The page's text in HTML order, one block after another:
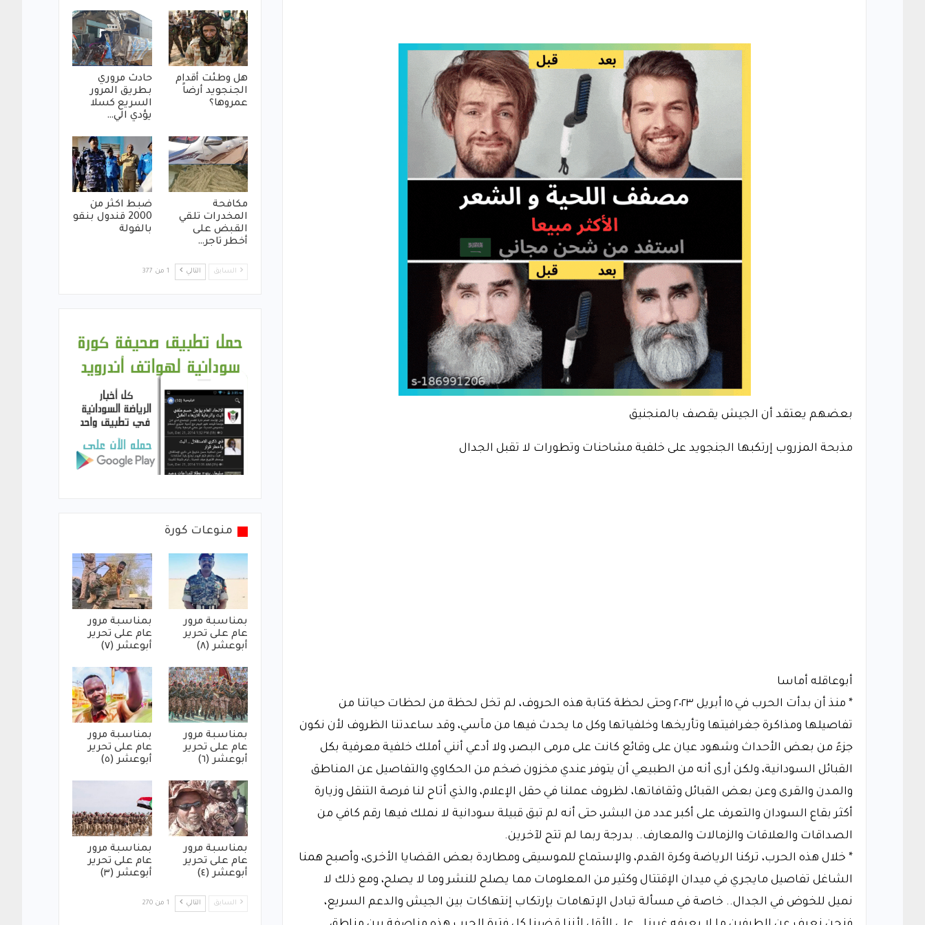
بعضهم يعتقد أن الجيش يقصف بالمنجنيق
مذبحة المزروب إرتكبها الجنجويد على خلفية مشاحنات وتطورات لا تقبل الجدال
أبوعاقله أماسا
* منذ أن بدأت الحرب في ١٥ أبريل ٢٠٢٣ وحتى لحظة كتابة هذه الحروف، لم تخل لحظة من لحظات حياتنا من
تفاصيلها ومذاكرة جغرافيتها وتأريخها وخلفياتها وكل ما يحدث فيها من مآسي، وقد ساعدتنا الظروف لأن نكون
جزءً من بعض الأحداث وشهود عيان على وقائع كانت على مرمى البصر، ولا أدعي أنني أملك خلفية معرفية بكل
القبائل السودانية، ولكن أرى أنه من الطبيعي أن يتوفر عندي مخزون ضخم من الحكاوي والتفاصيل عن المناطق
والمدن والقرى وعن بعض القبائل وثقافاتها، لظروف عملنا في حقل الإعلام، والذي أتاح لنا فرصة التنقل وزيارة
أكثر بقاع السودان والتعرف على أكبر عدد من البشر، حتى أنه لم تبق قبيلة سودانية لا نملك فيها رقم كافي من
الصداقات والعلاقات والزمالات والمعارف.. بدرجة ربما لم تتح لآخرين.
* خلال هذه الحرب، تركنا الرياضة وكرة القدم، والإستماع للموسيقى ومطاردة بعض القضايا الأخرى، وأصبح همنا
الشاغل تفاصيل مايجري في ميدان الإقتتال وكثير من المعلومات مما يصلح للنشر وما لا يصلح، ومع ذلك لا
نميل للخوض في الجدال.. خاصة في مسألة تبادل الإتهامات بإرتكاب إنتهاكات بين الجيش والدعم السريع،
هل وطئت أقدام
الجنجويد أرضاً
عمروها؟
حادث مروري
بطريق المرور
السريع كسلا
يؤدي الي…
مكافحة
المخدرات تلقي
القبض على
أخطر تاجر…
ضبط اكثر من
2000 قندول بنقو
بالفولة
السابق التالي 1 من 377
منوعات كورة
بمناسبة مرور
عام على تحرير
أبوعشر (٨)
بمناسبة مرور
عام على تحرير
أبوعشر (٧)
بمناسبة مرور
عام على تحرير
أبوعشر (٦)
بمناسبة مرور
عام على تحرير
أبوعشر (٥)
بمناسبة مرور
عام على تحرير
أبوعشر (٤)
بمناسبة مرور
عام على تحرير
أبوعشر (٣)
السابق التالي 1 من 270